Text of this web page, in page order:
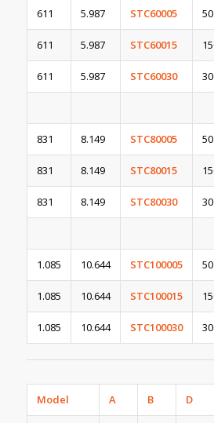
611 5.987 STC60005 50
611 5.987 STC60015
611 5.987 STC60030
831 8.149 STC80005 50
831 8.149 STC80015
831 8.149 STC80030
1.085 10.644 STC100005 50
1.085 10.644 STC100015
1.085 10.644 STC100030
Model A B D